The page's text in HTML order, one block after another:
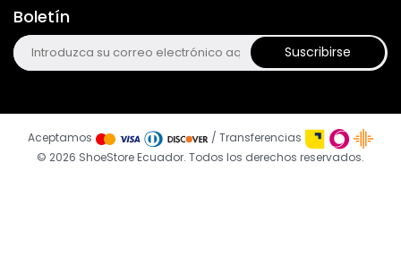
Boletín
Suscribirse
© 2026 ShoeStore Ecuador. Todos los derechos reservados.
Aceptamos / Transferencias